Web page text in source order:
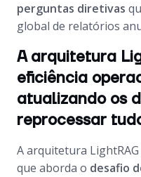
perguntas diretivas
global de relatórios
A arquitetura
eficiência
atualizando os
reprocessar
A arquitetura
que aborda o desafio